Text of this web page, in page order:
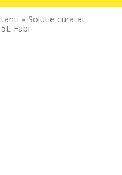
» Solutie curatat
Fabi